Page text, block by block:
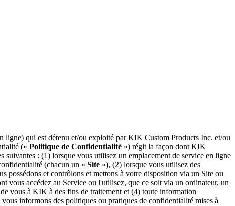
ligne) qui est détenu et/ou exploité par KIK Custom Products Inc. et/ou
(« Politique de Confidentialité ») régit la façon dont KIK
suivantes : (1) lorsque vous utilisez un emplacement de service en ligne
(chacun un « Site »), (2) lorsque vous utilisez des
possédons et contrôlons et mettons à votre disposition via un Site ou
vous accédez au Service ou l'utilisez, que ce soit via un ordinateur, un
vous à KIK à des fins de traitement et (4) toute information
informons des politiques ou pratiques de confidentialité mises à